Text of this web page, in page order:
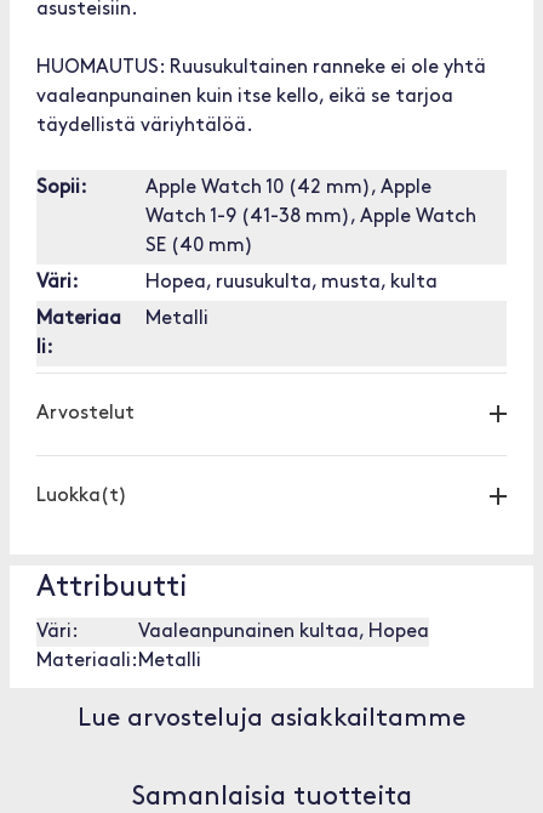
asusteisiin.
HUOMAUTUS: Ruusukultainen ranneke ei ole yhtä
vaaleanpunainen kuin itse kello, eikä se tarjoa
täydellistä väriyhtälöä.
Sopii:
Apple Watch 10 (42 mm), Apple
Watch 1-9 (41-38 mm), Apple Watch
SE (40 mm)
Väri:
Hopea, ruusukulta, musta, kulta
Materiaa
li:
Metalli
Arvostelut
Luokka(t)
Attribuutti
Väri:
Vaaleanpunainen kultaa, Hopea
Materiaali: Metalli
Lue arvosteluja asiakkailtamme
Samanlaisia tuotteita